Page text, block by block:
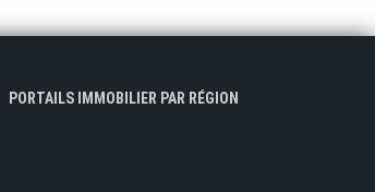
PORTAILS IMMOBILIER PAR RÉGION